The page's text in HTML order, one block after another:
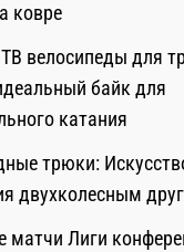
ковре
велосипеды для
байк для
катания
трюки:
двухколесным
матчи Лиги